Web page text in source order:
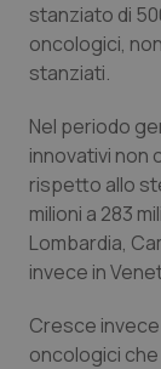
stanziato di
oncologici,
stanziati.
Nel periodo
innovativi non
rispetto allo
milioni a 283
Lombardia,
invece in
Cresce
oncologici che